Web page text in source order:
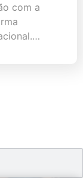
com a